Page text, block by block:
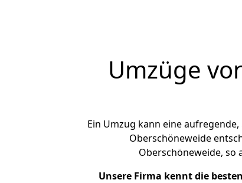
Umzüge
Ein Umzug kann eine aufregende,
Oberschöneweide
Oberschöneweide, so
Unsere Firma kennt die